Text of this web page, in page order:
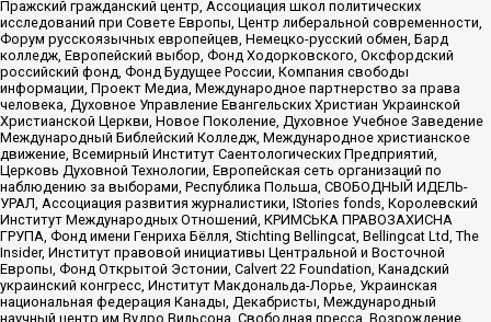
Пражский гражданский центр, Ассоциация школ политических
исследований при Совете Европы, Центр либеральной современности,
Форум русскоязычных европейцев, Немецко-русский обмен, Бард
колледж, Европейский выбор, Фонд Ходорковского, Оксфордский
российский фонд, Фонд Будущее России, Компания свободы
информации, Проект Медиа, Международное партнерство за права
человека, Духовное Управление Евангельских Христиан Украинской
Христианской Церкви, Новое Поколение, Духовное Учебное Заведение
Международный Библейский Колледж, Международное христианское
движение, Всемирный Институт Саентологических Предприятий,
Церковь Духовной Технологии, Европейская сеть организаций по
наблюдению за выборами, Республика Польша, СВОБОДНЫЙ ИДЕЛЬ-
УРАЛ, Ассоциация развития журналистики, IStories fonds, Королевский
Институт Международных Отношений, КРИМСЬКА ПРАВОЗАХИСНА
ГРУПА, Фонд имени Генриха Бёлля, Stichting Bellingcat, Bellingcat Ltd, The
Insider, Институт правовой инициативы Центральной и Восточной
Европы, Фонд Открытой Эстонии, Calvert 22 Foundation, Канадский
украинский конгресс, Институт Макдональда-Лорье, Украинская
национальная федерация Канады, Декабристы, Международный
научный центр им Вудро Вильсона, Свободная пресса, Возрождение,